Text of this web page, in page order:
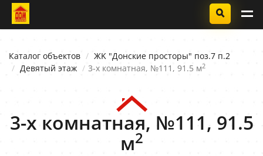
Каталог объектов
ЖK "Донские просторы" поз.7 п.2
Девятый этаж
3-х комнатная, №111, 91.5 м2
3-х комнатная, №111, 91.5
м2